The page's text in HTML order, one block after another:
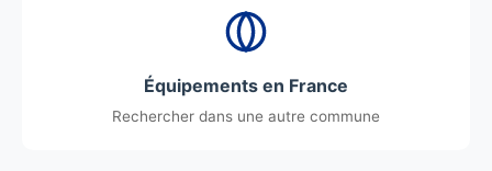
Équipements en France
Rechercher dans une autre commune